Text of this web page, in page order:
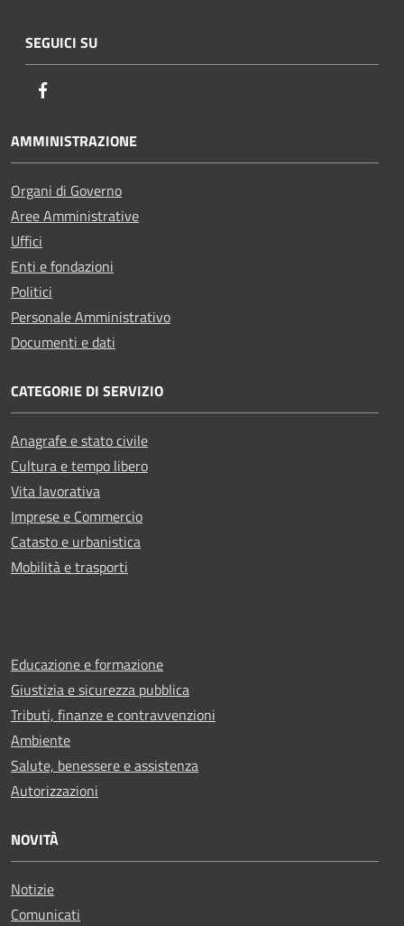
SEGUICI SU
AMMINISTRAZIONE
Organi di Governo
Aree Amministrative
Uffici
Enti e fondazioni
Politici
Personale Amministrativo
Documenti e dati
CATEGORIE DI SERVIZIO
Anagrafe e stato civile
Cultura e tempo libero
Vita lavorativa
Imprese e Commercio
Catasto e urbanistica
Mobilità e trasporti
Educazione e formazione
Giustizia e sicurezza pubblica
Tributi, finanze e contravvenzioni
Ambiente
Salute, benessere e assistenza
Autorizzazioni
NOVITÀ
Notizie
Comunicati